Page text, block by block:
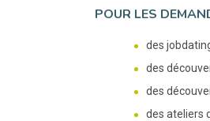
POUR LES
des
des
des
des ateliers